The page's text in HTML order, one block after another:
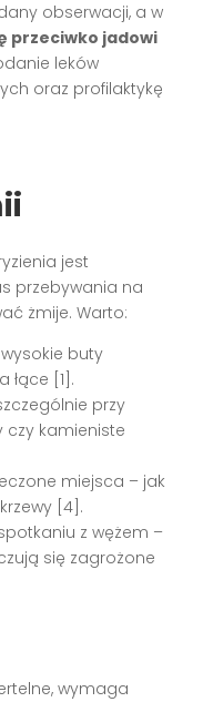
obserwacji, a w
przeciwko jadowi
leków
oraz profilaktykę
jest
przebywania na
żmije. Warto:
buty
łące [1].
przy
czy kamieniste
miejsca – jak
[4].
z wężem –
się zagrożone
wymaga